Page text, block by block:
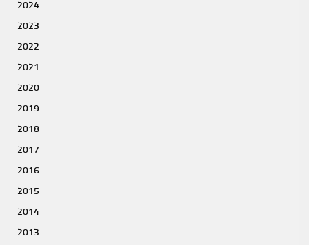
2024
2023
2022
2021
2020
2019
2018
2017
2016
2015
2014
2013